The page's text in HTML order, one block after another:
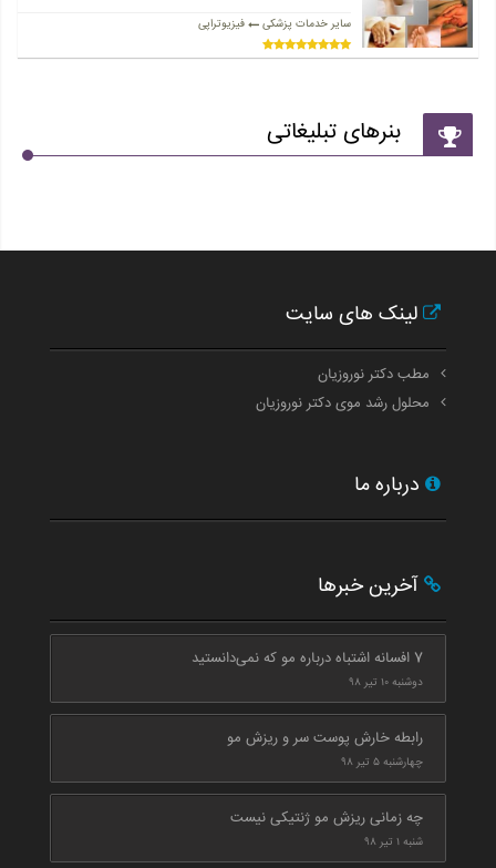
سایر خدمات پزشکی فیزیوتراپی
بنرهای تبلیغاتی
لینک های سایت
مطب دکتر نوروزیان
محلول رشد موی دکتر نوروزیان
درباره ما
آخرین خبرها
7 افسانه اشتباه درباره مو که نمی‌دانستید
دوشنبه ۱۰ تیر ۹۸
رابطه خارش پوست سر و ریزش مو
چهارشنبه ۵ تیر ۹۸
چه زمانی ریزش مو ژنتیکی نیست
شنبه ۱ تیر ۹۸